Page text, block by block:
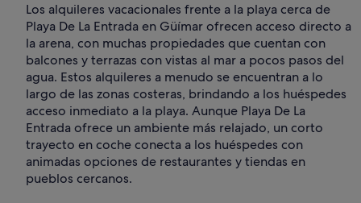
Los alquileres vacacionales frente a la playa cerca de
Playa De La Entrada en Güímar ofrecen acceso directo a
la arena, con muchas propiedades que cuentan con
balcones y terrazas con vistas al mar a pocos pasos del
agua. Estos alquileres a menudo se encuentran a lo
largo de las zonas costeras, brindando a los huéspedes
acceso inmediato a la playa. Aunque Playa De La
Entrada ofrece un ambiente más relajado, un corto
trayecto en coche conecta a los huéspedes con
animadas opciones de restaurantes y tiendas en
pueblos cercanos.